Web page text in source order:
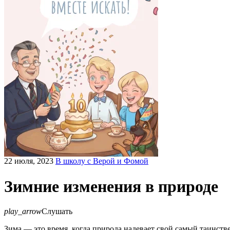
22 июля, 2023 В школу с Верой и Фомой
Зимние изменения в природе
play_arrowСлушать